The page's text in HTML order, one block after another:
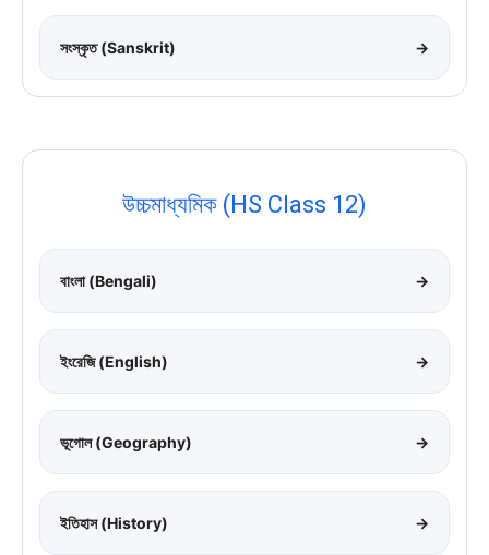
সংস্কৃত (Sanskrit) →
উচ্চমাধ্যমিক (HS Class 12)
বাংলা (Bengali) →
ইংরেজি (English) →
ভূগোল (Geography) →
ইতিহাস (History) →